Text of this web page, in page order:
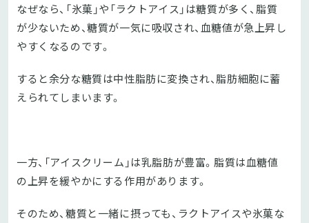
なぜなら、「氷菓」や「ラクトアイス」は糖質が多く、脂質
が少ないため、糖質が一気に吸収され、血糖値が急上昇し
やすくなるのです。
すると余分な糖質は中性脂肪に変換され、脂肪細胞に蓄
えられてしまいます。
一方、「アイスクリーム」は乳脂肪が豊富。脂質は血糖値
の上昇を緩やかにする作用があります。
そのため、糖質と一緒に摂っても、ラクトアイスや氷菓な